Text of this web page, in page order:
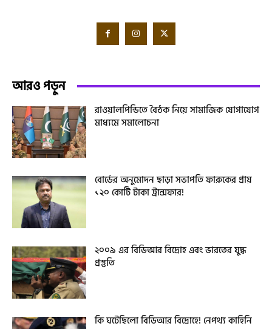
আরও পড়ুন
রাওয়ালপিন্ডিতে বৈঠক নিয়ে সামাজিক যোগাযোগ
মাধ্যমে সমালোচনা
বোর্ডের অনুমোদন ছাড়া সভাপতি ফারুকের প্রায়
১২০ কোটি টাকা ট্রান্সফার!
২০০৯ এর বিডিআর বিদ্রোহ এবং ভারতের যুদ্ধ
প্রস্তুতি
কি ঘটেছিলো বিডিআর বিদ্রোহে! নেপথ্য কাহিনি